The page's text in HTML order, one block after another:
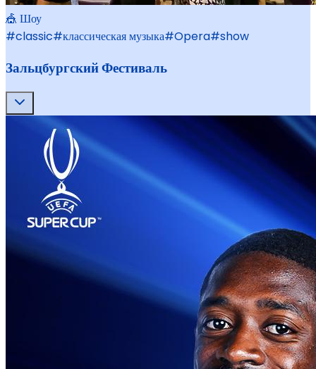
🎪 Шоу
#classic#классическая музыка#Opera#show
Зальцбургский Фестиваль